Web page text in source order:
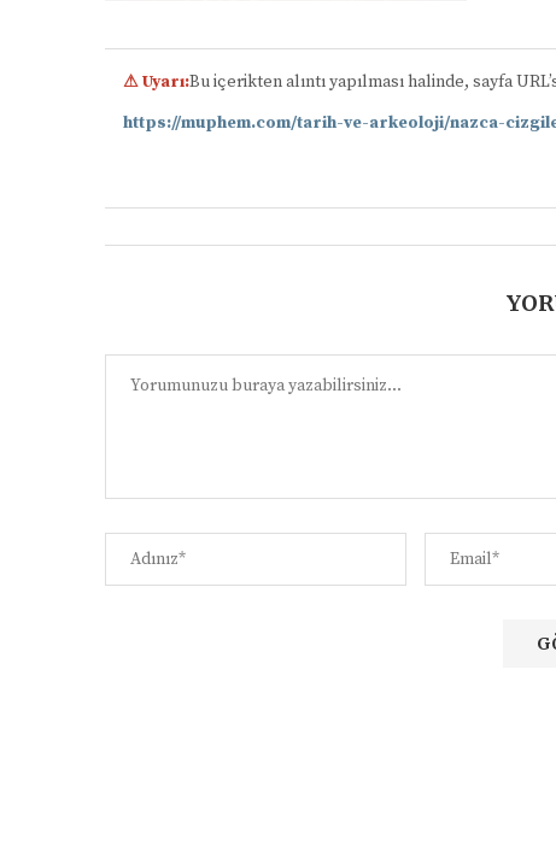
⚠ Uyarı:Bu içerikten alıntı yapılması halinde, sayfa
https://muphem.com/tarih-ve-arkeoloji/nazca-